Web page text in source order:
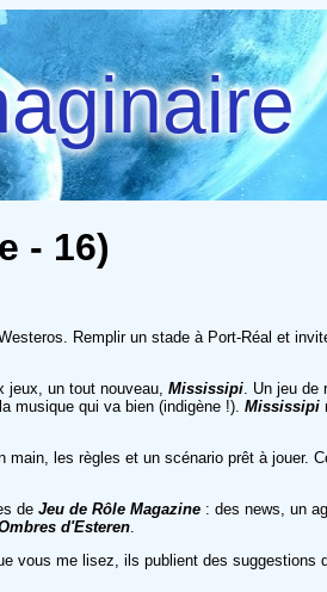
- 16)
Remplir un stade à Port-Réal et
jeux, un tout nouveau, Mississipi . Un jeu
musique qui va bien (indigène !). Mississipi
main, les règles et un scénario prêt à jouer.
de Jeu de Rôle Magazine : des news, un
d'Esteren
vous me lisez, ils publient des suggestions